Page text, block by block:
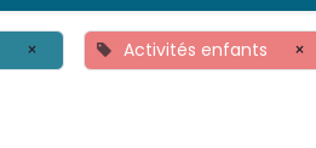
× Activités enfants ×